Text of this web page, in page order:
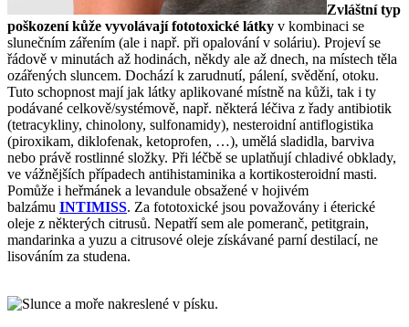
Zvláštní typ
poškození kůže vyvolávají fototoxické látky v kombinaci se
slunečním zářením (ale i např. při opalování v soláriu). Projeví se
řádově v minutách až hodinách, někdy ale až dnech, na místech těla
ozářených sluncem. Dochází k zarudnutí, pálení, svědění, otoku.
Tuto schopnost mají jak látky aplikované místně na kůži, tak i ty
podávané celkově/systémově, např. některá léčiva z řady antibiotik
(tetracykliny, chinolony, sulfonamidy), nesteroidní antiflogistika
(piroxikam, diklofenak, ketoprofen, …), umělá sladidla, barviva
nebo právě rostlinné složky. Při léčbě se uplatňují chladivé obklady,
ve vážnějších případech antihistaminika a kortikosteroidní masti.
Pomůže i heřmánek a levandule obsažené v hojivém
balzámu INTIMISS. Za fototoxické jsou považovány i éterické
oleje z některých citrusů. Nepatří sem ale pomeranč, petitgrain,
mandarinka a yuzu a citrusové oleje získávané parní destilací, ne
lisováním za studena.